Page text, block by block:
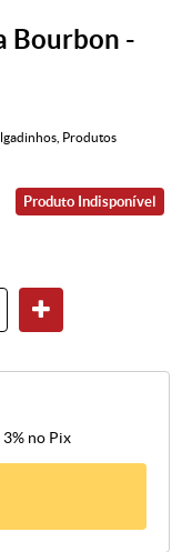
Bourbon -
Produtos
Produto Indisponível
3% no Pix